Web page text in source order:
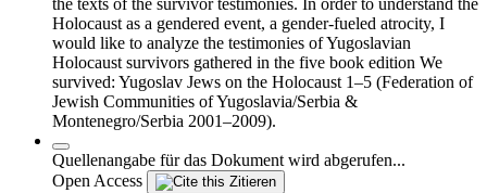
the texts of the survivor testimonies. In order to understand the
Holocaust as a gendered event, a gender-fueled atrocity, I
would like to analyze the testimonies of Yugoslavian
Holocaust survivors gathered in the five book edition We
survived: Yugoslav Jews on the Holocaust 1–5 (Federation of
Jewish Communities of Yugoslavia/Serbia &
Montenegro/Serbia 2001–2009).
Quellenangabe für das Dokument wird abgerufen...
Open Access
Zitieren